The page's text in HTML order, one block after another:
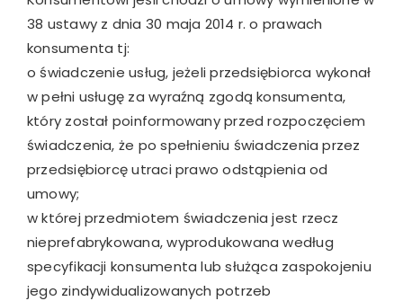
38 ustawy z dnia 30 maja 2014 r. o prawach
konsumenta tj:
o świadczenie usług, jeżeli przedsiębiorca wykonał
w pełni usługę za wyraźną zgodą konsumenta,
który został poinformowany przed rozpoczęciem
świadczenia, że po spełnieniu świadczenia przez
przedsiębiorcę utraci prawo odstąpienia od
umowy;
w której przedmiotem świadczenia jest rzecz
nieprefabrykowana, wyprodukowana według
specyfikacji konsumenta lub służąca zaspokojeniu
jego zindywidualizowanych potrzeb